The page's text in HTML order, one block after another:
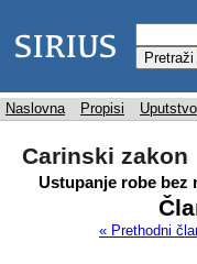
Naslovna Propisi Uputstvo
Carinski zakon
Ustupanje robe bez
« Prethodni